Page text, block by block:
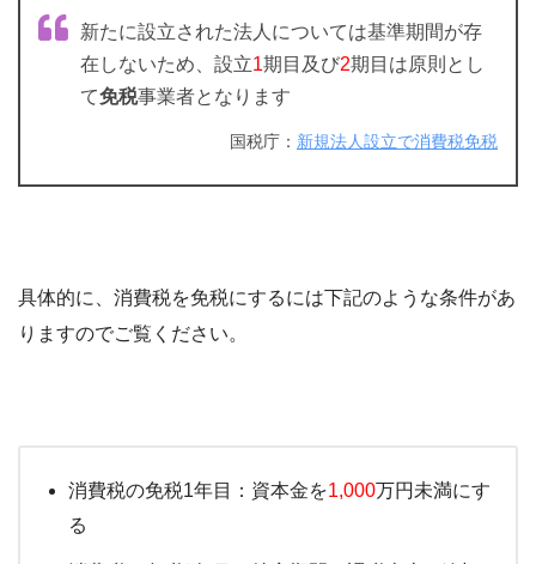
新たに設立された法人については基準期間が存
在しないため、設立1期目及び2期目は原則とし
て免税事業者となります
国税庁： 新規法人設立で消費税免税
具体的に、消費税を免税にするには下記のような条件があ
りますのでご覧ください。
消費税の免税1年目：資本金を1,000万円未満にす
る